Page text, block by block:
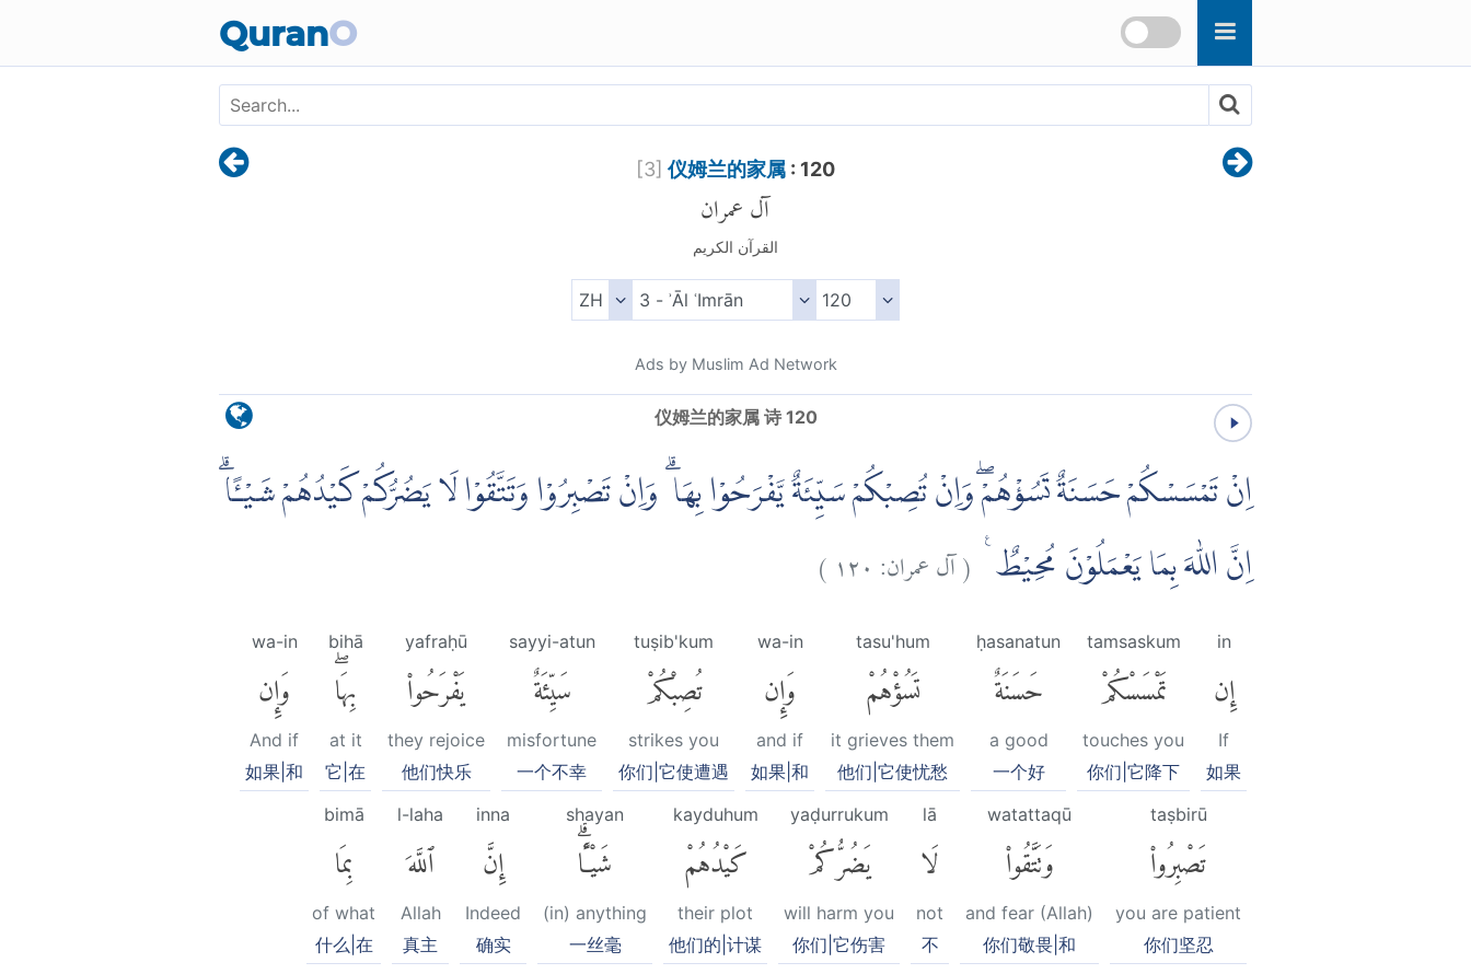
QuranO
[3] 仪姆兰的家属: 120
آل عمران
القرآن الكريم
Ads by Muslim Ad Network
仪姆兰的家属 诗 120
اِنْ تَمْسَسْكُمْ حَسَنَةٌ تَسُؤْهُمْۖ وَاِنْ تُصِبْكُمْ سَيِّئَةٌ يَّفْرَحُوْا بِهَا ۗ وَاِنْ تَصْبِرُوْا وَتَتَّقُوْا لَا يَضُرُّكُمْ كَيْدُهُمْ شَيْـًٔا ۗ
اِنَّ اللّٰهَ بِمَا يَعْمَلُوْنَ مُحِيْطٌ ࣖ (آل عمران: ١٢٠ )
in
إِن
If
如果
tamsaskum
تَمْسَسْكُمْ
touches you
你们|它降下
ḥasanatun
حَسَنَةٌ
a good
一个好
tasu'hum
تَسُؤْهُمْ
it grieves them
他们|它使忧愁
wa-in
وَإِن
and if
如果|和
tuṣib'kum
تُصِبْكُمْ
strikes you
你们|它使遭遇
sayyi-atun
سَيِّئَةٌ
misfortune
一个不幸
yafraḥū
يَفْرَحُوا۟
they rejoice
他们快乐
bihā
بِهَاۖ
at it
它|在
wa-in
وَإِن
And if
如果|和
taṣbirū
تَصْبِرُوا۟
you are patient
你们坚忍
watattaqū
وَتَتَّقُوا۟
and fear (Allah)
你们敬畏|和
lā
لَا
not
不
yaḍurrukum
يَضُرُّكُمْ
will harm you
你们|它伤害
kayduhum
كَيْدُهُمْ
their plot
他们的|计谋
shayan
شَيْـًٔاۗ
(in) anything
一丝毫
inna
إِنَّ
Indeed
确实
l-laha
ٱللَّهَ
Allah
真主
bimā
بِمَا
of what
什么|在